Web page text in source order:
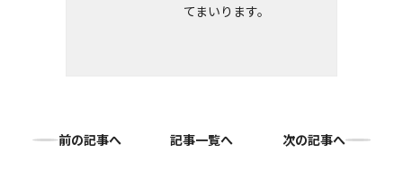
てまいります。
前の記事へ 記事一覧へ 次の記事へ